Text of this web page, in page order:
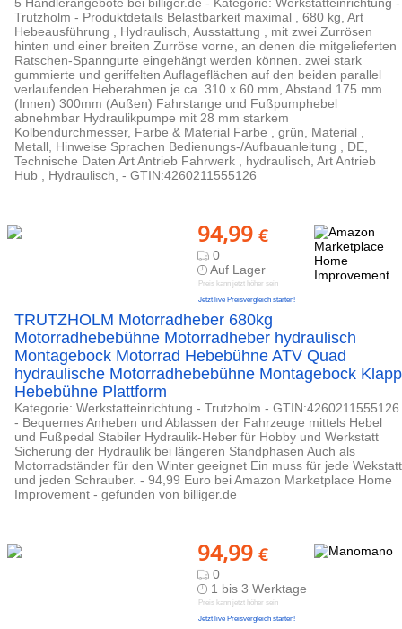
5 Händlerangebote bei billiger.de - Kategorie: Werkstatteinrichtung -
Trutzholm - Produktdetails Belastbarkeit maximal , 680 kg, Art
Hebeausführung , Hydraulisch, Ausstattung , mit zwei Zurrösen
hinten und einer breiten Zurröse vorne, an denen die mitgelieferten
Ratschen-Spanngurte eingehängt werden können. zwei stark
gummierte und geriffelten Auflageflächen auf den beiden parallel
verlaufenden Heberahmen je ca. 310 x 60 mm, Abstand 175 mm
(Innen) 300mm (Außen) Fahrstange und Fußpumphebel
abnehmbar Hydraulikpumpe mit 28 mm starkem
Kolbendurchmesser, Farbe & Material Farbe , grün, Material ,
Metall, Hinweise Sprachen Bedienungs-/Aufbauanleitung , DE,
Technische Daten Art Antrieb Fahrwerk , hydraulisch, Art Antrieb
Hub , Hydraulisch, - GTIN:4260211555126
94,99 €
0
Auf Lager
Preis kann jetzt höher sein
Jetzt live Preisvergleich starten!
TRUTZHOLM Motorradheber 680kg
Motorradhebebühne Motorradheber hydraulisch
Montagebock Motorrad Hebebühne ATV Quad
hydraulische Motorradhebebühne Montagebock Klapp
Hebebühne Plattform
Kategorie: Werkstatteinrichtung - Trutzholm - GTIN:4260211555126
- Bequemes Anheben und Ablassen der Fahrzeuge mittels Hebel
und Fußpedal Stabiler Hydraulik-Heber für Hobby und Werkstatt
Sicherung der Hydraulik bei längeren Standphasen Auch als
Motorradständer für den Winter geeignet Ein muss für jede Wekstatt
und jeden Schrauber. - 94,99 Euro bei Amazon Marketplace Home
Improvement - gefunden von billiger.de
94,99 €
0
1 bis 3 Werktage
Preis kann jetzt höher sein
Jetzt live Preisvergleich starten!